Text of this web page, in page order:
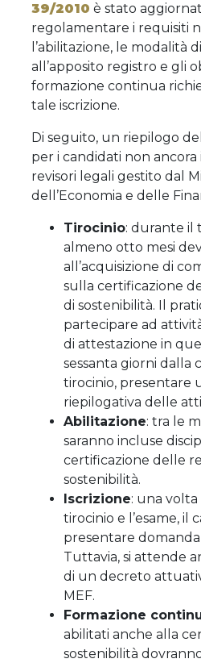
39/2010 è stato
regolamentare i requisiti
l’abilitazione, le modalità
all’apposito registro e gli
formazione continua
tale iscrizione.
Di seguito, un riepilogo
per i candidati non
revisori legali gestito dal
dell’Economia e delle
Tirocinio: durante il
almeno otto mesi
all’acquisizione di
sulla certificazione
di sostenibilità. Il
partecipare ad
di attestazione in
sessanta giorni dalla
tirocinio, presentare
riepilogativa delle
Abilitazione: tra le
saranno incluse
certificazione delle
sostenibilità.
Iscrizione: una
tirocinio e l’esame, il
presentare domanda
Tuttavia, si attende
di un decreto
MEF.
Formazione
abilitati anche alla
sostenibilità